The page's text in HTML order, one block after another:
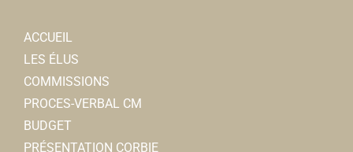
ACCUEIL
LES ÉLUS
COMMISSIONS
PROCES-VERBAL CM
BUDGET
PRÉSENTATION CORBIE